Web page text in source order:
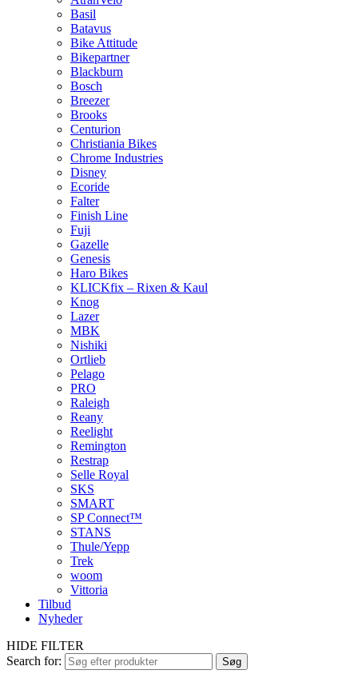
Basil
Batavus
Bike Attitude
Bikepartner
Blackburn
Bosch
Breezer
Brooks
Centurion
Christiania Bikes
Chrome Industries
Disney
Ecoride
Falter
Finish Line
Fuji
Gazelle
Genesis
Haro Bikes
KLICKfix – Rixen & Kaul
Knog
Lazer
MBK
Nishiki
Ortlieb
Pelago
PRO
Raleigh
Reany
Reelight
Remington
Restrap
Selle Royal
SKS
SMART
SP Connect™
STANS
Thule/Yepp
Trek
woom
Vittoria
Tilbud
Nyheder
HIDE FILTER
Search for:
Søg